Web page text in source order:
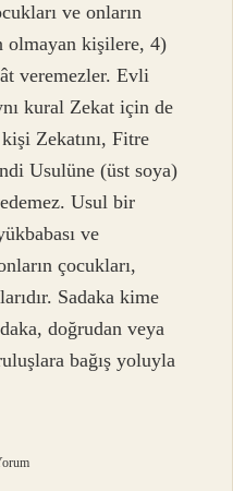
ve onların
olmayan kişilere, 4)
veremezler. Evli
kural Zekat için de
Zekatını, Fitre
Usulüne (üst soya)
Usul bir
ve
çocukları,
Sadaka kime
doğrudan veya
bağış yoluyla